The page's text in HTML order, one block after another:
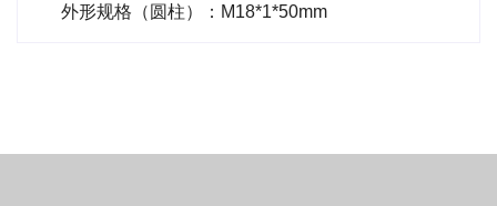
外形规格（圆柱）：M18*1*50mm